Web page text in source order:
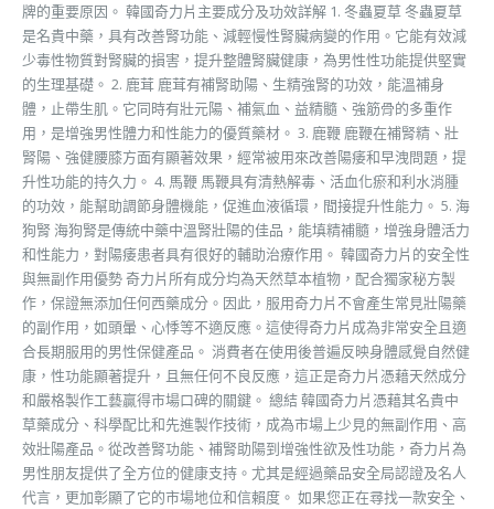
牌的重要原因。 韓國奇力片主要成分及功效詳解 1. 冬蟲夏草 冬蟲夏草
是名貴中藥，具有改善腎功能、減輕慢性腎臟病變的作用。它能有效減
少毒性物質對腎臟的損害，提升整體腎臟健康，為男性性功能提供堅實
的生理基礎。 2. 鹿茸 鹿茸有補腎助陽、生精強腎的功效，能溫補身
體，止帶生肌。它同時有壯元陽、補氣血、益精髓、強筋骨的多重作
用，是增強男性體力和性能力的優質藥材。 3. 鹿鞭 鹿鞭在補腎精、壯
腎陽、強健腰膝方面有顯著效果，經常被用來改善陽痿和早洩問題，提
升性功能的持久力。 4. 馬鞭 馬鞭具有清熱解毒、活血化瘀和利水消腫
的功效，能幫助調節身體機能，促進血液循環，間接提升性能力。 5. 海
狗腎 海狗腎是傳統中藥中溫腎壯陽的佳品，能填精補髓，增強身體活力
和性能力，對陽痿患者具有很好的輔助治療作用。 韓國奇力片的安全性
與無副作用優勢 奇力片所有成分均為天然草本植物，配合獨家秘方製
作，保證無添加任何西藥成分。因此，服用奇力片不會產生常見壯陽藥
的副作用，如頭暈、心悸等不適反應。這使得奇力片成為非常安全且適
合長期服用的男性保健產品。 消費者在使用後普遍反映身體感覺自然健
康，性功能顯著提升，且無任何不良反應，這正是奇力片憑藉天然成分
和嚴格製作工藝贏得市場口碑的關鍵。 總結 韓國奇力片憑藉其名貴中
草藥成分、科學配比和先進製作技術，成為市場上少見的無副作用、高
效壯陽產品。從改善腎功能、補腎助陽到增強性欲及性功能，奇力片為
男性朋友提供了全方位的健康支持。尤其是經過藥品安全局認證及名人
代言，更加彰顯了它的市場地位和信賴度。 如果您正在尋找一款安全、